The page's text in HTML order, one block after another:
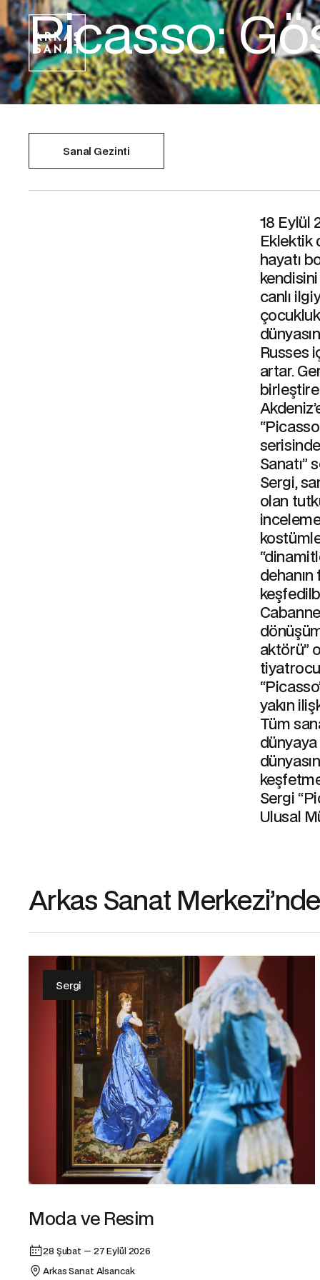
Picasso:
Sanal Gezinti
18 Eylül
Eklektik
hayatı
canlı
Russes
artar.
Sanatı”
Sergi,
olan
aktörü”
yakın
Tüm
Sergi
Ulusal
Arkas Sanat
Sergi
Moda ve Resim
28 Şubat — 27 Eylül 2026
Arkas Sanat Alsancak